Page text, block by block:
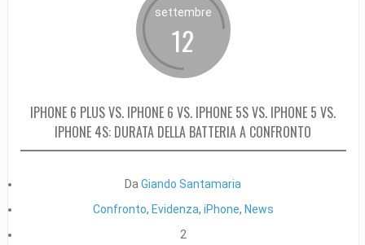
settembre
12
IPHONE 6 PLUS VS. IPHONE 6 VS. IPHONE 5S VS. IPHONE 5 VS.
IPHONE 4S: DURATA DELLA BATTERIA A CONFRONTO
DaGiando Santamaria
Confronto, Evidenza, iPhone, News
2